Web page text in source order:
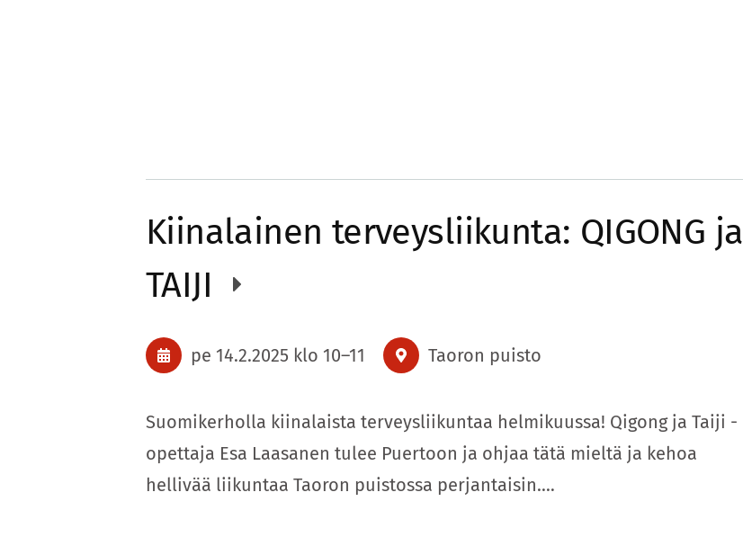
Kiinalainen terveysliikunta: QIGONG ja
TAIJI
pe 14.2.2025 klo 10–11 Taoron puisto
Suomikerholla kiinalaista terveysliikuntaa helmikuussa! Qigong ja Taiji -
opettaja Esa Laasanen tulee Puertoon ja ohjaa tätä mieltä ja kehoa
hellivää liikuntaa Taoron puistossa perjantaisin.…